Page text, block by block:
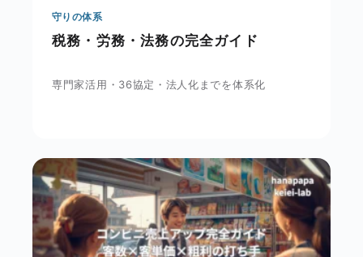
守りの体系
税務・労務・法務の完全ガイド
専門家活用・36協定・法人化までを体系化